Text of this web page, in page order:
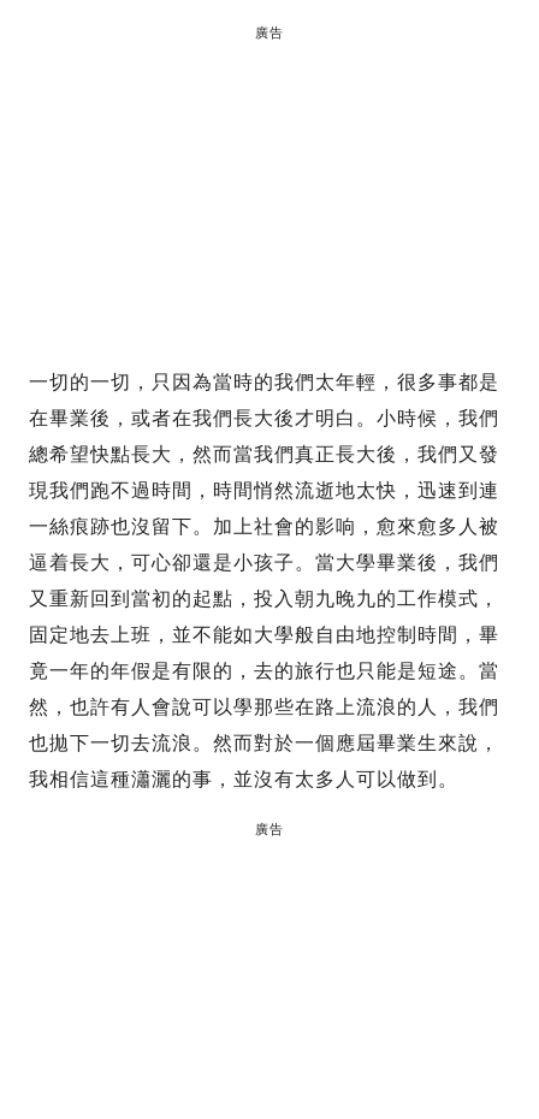
廣告
一切的一切，只因為當時的我們太年輕，很多事都是
在畢業後，或者在我們長大後才明白。小時候，我們
總希望快點長大，然而當我們真正長大後，我們又發
現我們跑不過時間，時間悄然流逝地太快，迅速到連
一絲痕跡也沒留下。加上社會的影响，愈來愈多人被
逼着長大，可心卻還是小孩子。當大學畢業後，我們
又重新回到當初的起點，投入朝九晚九的工作模式，
固定地去上班，並不能如大學般自由地控制時間，畢
竟一年的年假是有限的，去的旅行也只能是短途。當
然，也許有人會說可以學那些在路上流浪的人，我們
也拋下一切去流浪。然而對於一個應屆畢業生來說，
我相信這種瀟灑的事，並沒有太多人可以做到。
廣告